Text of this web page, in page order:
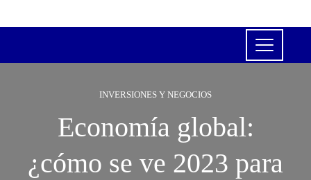
INVERSIONES Y NEGOCIOS
Economía global:
¿cómo se ve 2023 para